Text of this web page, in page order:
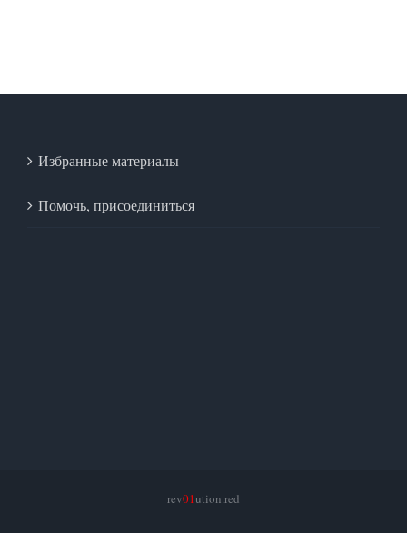
Избранные материалы
Помочь, присоединиться
rev01ution.red